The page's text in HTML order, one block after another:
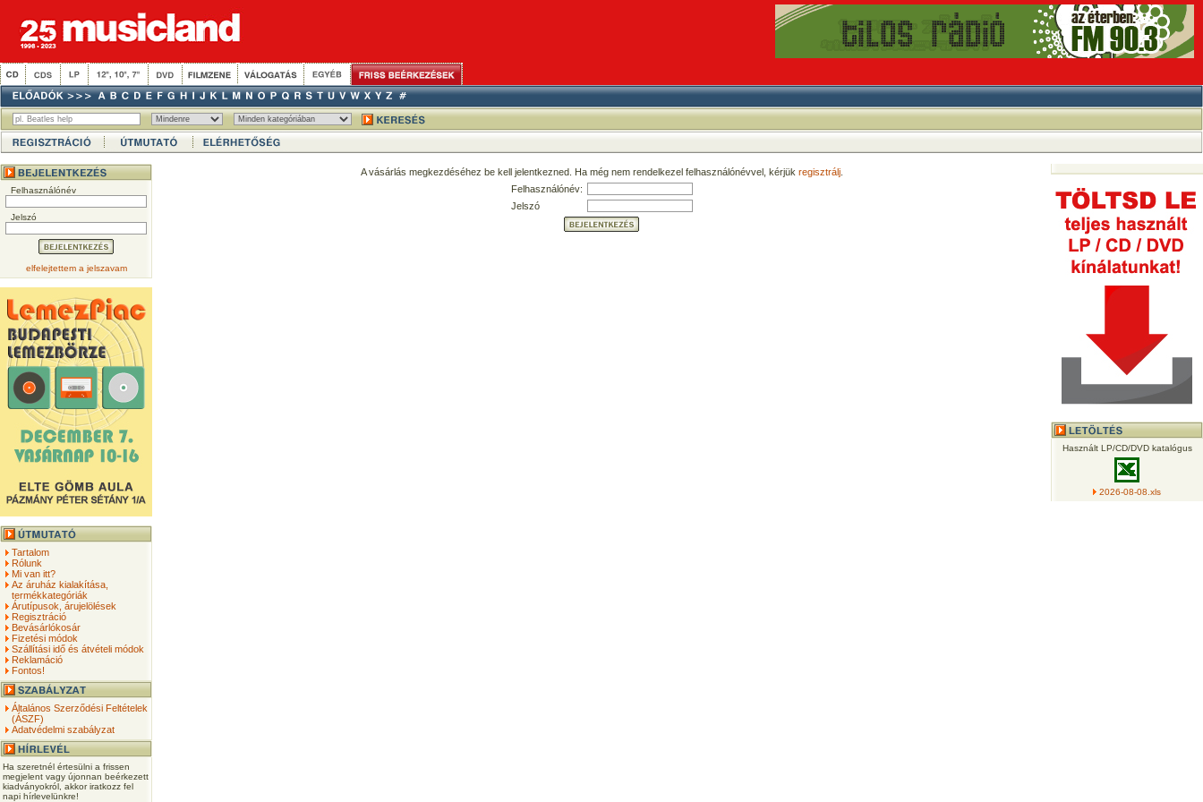
Felhasználónév
Jelszó
elfelejtettem a jelszavam
Tartalom
Rólunk
Mi van itt?
Az áruház kialakítása,
termékkategóriák
Árutípusok, árujelölések
Regisztráció
Bevásárlókosár
Fizetési módok
Szállítási idő és átvételi módok
Reklamáció
Fontos!
Általános Szerződési Feltételek
(ÁSZF)
Adatvédelmi szabályzat
Ha szeretnél értesülni a frissen
megjelent vagy újonnan beérkezett
kiadványokról, akkor iratkozz fel
napi hírlevelünkre!
A vásárlás megkezdéséhez be kell jelentkezned. Ha még nem rendelkezel felhasználónévvel, kérjük regisztrálj.
Felhasználónév:
Jelszó
Használt LP/CD/DVD katalógus
2026-08-08.xls